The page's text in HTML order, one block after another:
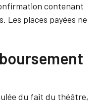
contenant
Les places payées ne
du fait du théâtre,